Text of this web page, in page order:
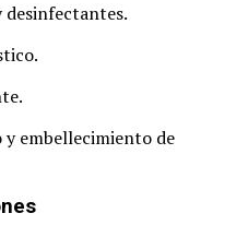
desinfectantes.
embellecimiento de